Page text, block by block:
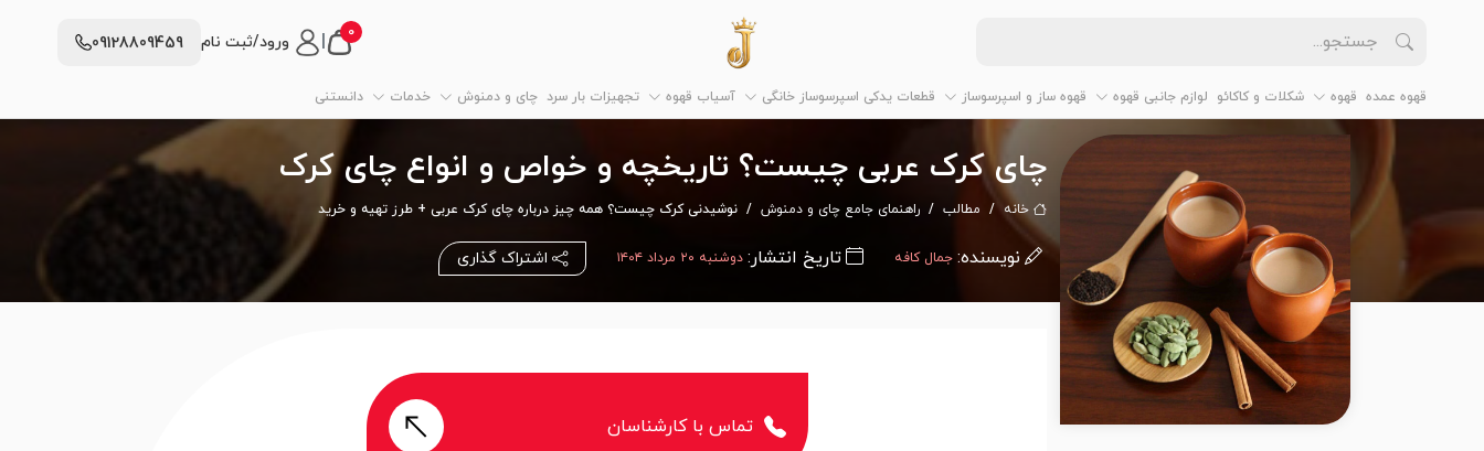
0 ورود/ثبت نام 09128809459
قهوه عمده قهوه شکلات و کاکائو لوازم جانبی قهوه قهوه ساز و اسپرسوساز قطعات یدکی اسپرسوساز خانگی آسیاب قهوه تجهیزات بار سرد چای و دمنوش خدمات دانستنی
چای کرک عربی چیست؟ تاریخچه و خواص و انواع چای کرک
خانه مطالب راهنمای جامع چای و دمنوش نوشیدنی کرک چیست؟ همه چیز درباره چای کرک عربی + طرز تهیه و خرید
نویسنده: جمال کافه تاریخ انتشار: دوشنبه ۲۰ مرداد ۱۴۰۴ اشتراک گذاری
تماس با کارشناسان